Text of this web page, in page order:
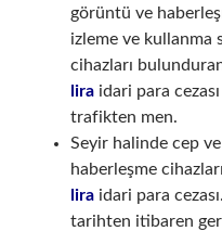
görüntü ve
izleme ve kullanma
cihazları
liraidari para
trafikten men.
Seyir halinde cep
haberleşme
liraidari para
tarihten itibaren